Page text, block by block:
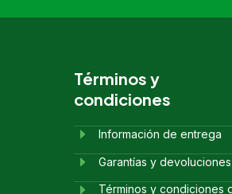
Términos y
condiciones
Información de entrega
Garantías y devoluciones
Términos y condiciones